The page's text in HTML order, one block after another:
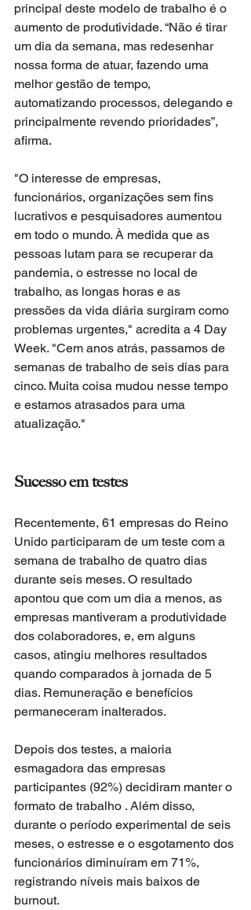
principal deste modelo de trabalho é o
aumento de produtividade. “Não é tirar
um dia da semana, mas redesenhar
nossa forma de atuar, fazendo uma
melhor gestão de tempo,
automatizando processos, delegando e
principalmente revendo prioridades”,
afirma.
"O interesse de empresas,
funcionários, organizações sem fins
lucrativos e pesquisadores aumentou
em todo o mundo. À medida que as
pessoas lutam para se recuperar da
pandemia, o estresse no local de
trabalho, as longas horas e as
pressões da vida diária surgiram como
problemas urgentes," acredita a 4 Day
Week. "Cem anos atrás, passamos de
semanas de trabalho de seis dias para
cinco. Muita coisa mudou nesse tempo
e estamos atrasados para uma
atualização."
Sucesso em testes
Recentemente, 61 empresas do Reino
Unido participaram de um teste com a
semana de trabalho de quatro dias
durante seis meses. O resultado
apontou que com um dia a menos, as
empresas mantiveram a produtividade
dos colaboradores, e, em alguns
casos, atingiu melhores resultados
quando comparados à jornada de 5
dias. Remuneração e benefícios
permaneceram inalterados.
Depois dos testes, a maioria
esmagadora das empresas
participantes (92%) decidiram manter o
formato de trabalho . Além disso,
durante o período experimental de seis
meses, o estresse e o esgotamento dos
funcionários diminuíram em 71%,
registrando níveis mais baixos de
burnout.